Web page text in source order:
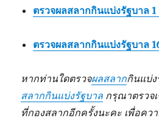
ตรวจผลสลากกินแบ่งรัฐบาล
ตรวจผลสลากกินแบ่งรัฐบาล
หากท่านใดตรวจผลสลากกินแบ่ง
สลากกินแบ่งรัฐบาล กรุณาตรวจ
ที่กองสลากอีกครั้งนะคะ เพื่อคว